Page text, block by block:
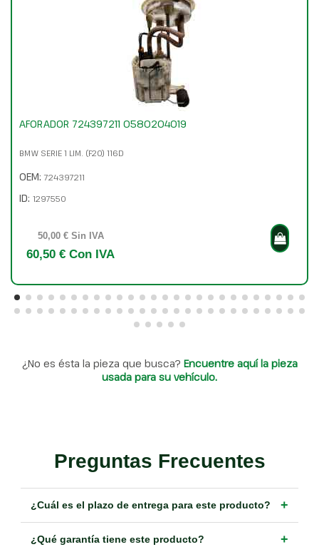
AFORADOR 724397211 0580204019
BMW SERIE 1 LIM. (F20) 116D
OEM: 724397211
ID: 1297550
50,00 € Sin IVA
60,50 € Con IVA
¿No es ésta la pieza que busca? Encuentre aquí la pieza
usada para su vehículo.
Preguntas Frecuentes
¿Cuál es el plazo de entrega para este producto? +
¿Qué garantía tiene este producto? +